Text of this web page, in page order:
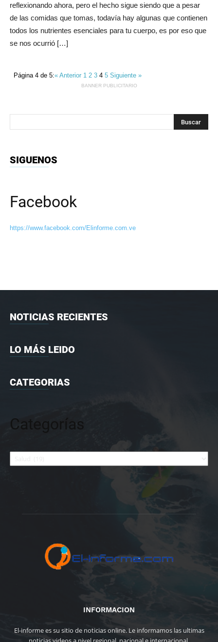
reflexionando ahora, pero el hecho sigue siendo que a pesar
de las comidas que tomas, todavía hay algunas que contienen
todos los nutrientes esenciales para tu cuerpo, es por eso que
se nos ocurrió […]
Página 4 de 5:« Anterior 1234 5Siguiente »
BANNER PUBLICITARIO
SIGUENOS
Facebook
https://www.facebook.com/Elinforme.com.ve
NOTICIAS RECIENTES
LO MÁS LEIDO
CATEGORIAS
Categorías
Categorías
INFORMACION
El-informe es su sitio de noticias online. Le informamos las ultimas